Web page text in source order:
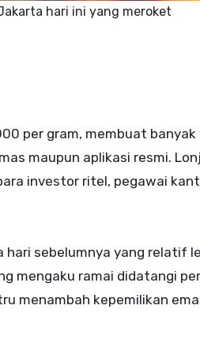
hari ini yang meroket
per gram, membuat banyak
maupun aplikasi resmi.
investor ritel, pegawai
hari sebelumnya yang relatif
mengaku ramai didatangi
menambah kepemilikan